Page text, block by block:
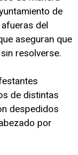
de
del
aseguran que
resolverse.
de distintas
despedidos
por